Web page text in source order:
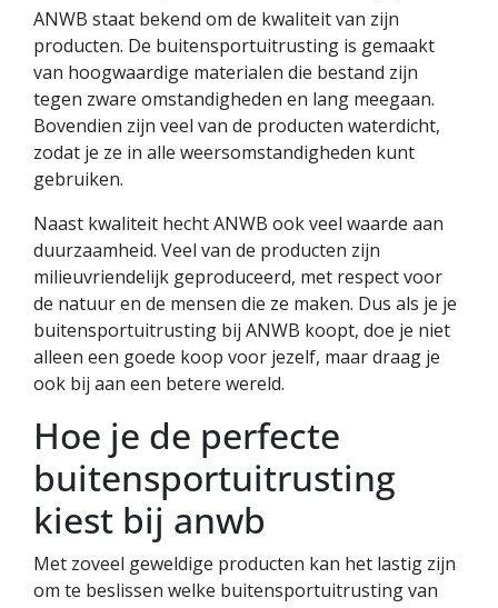
ANWB staat bekend om de kwaliteit van zijn
producten. De buitensportuitrusting is gemaakt
van hoogwaardige materialen die bestand zijn
tegen zware omstandigheden en lang meegaan.
Bovendien zijn veel van de producten waterdicht,
zodat je ze in alle weersomstandigheden kunt
gebruiken.
Naast kwaliteit hecht ANWB ook veel waarde aan
duurzaamheid. Veel van de producten zijn
milieuvriendelijk geproduceerd, met respect voor
de natuur en de mensen die ze maken. Dus als je je
buitensportuitrusting bij ANWB koopt, doe je niet
alleen een goede koop voor jezelf, maar draag je
ook bij aan een betere wereld.
Hoe je de perfecte
buitensportuitrusting
kiest bij anwb
Met zoveel geweldige producten kan het lastig zijn
om te beslissen welke buitensportuitrusting van